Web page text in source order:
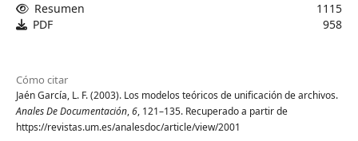
Resumen
1115
PDF
958
Cómo citar
Jaén García, L. F. (2003). Los modelos teóricos de unificación de archivos.
Anales De Documentación,6, 121–135. Recuperado a partir de
https://revistas.um.es/analesdoc/article/view/2001